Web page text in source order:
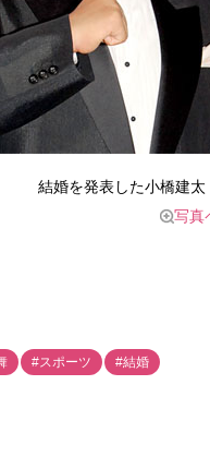
結婚を発表した小橋建
写真
#スポーツ #結婚